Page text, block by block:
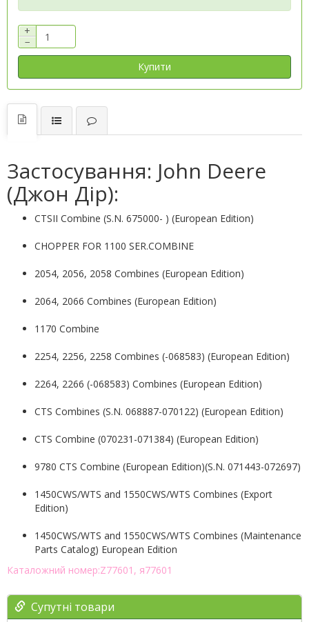
+
−
Купити
Застосування: John Deere
(Джон Дір):
CTSII Combine (S.N. 675000- ) (European Edition)
CHOPPER FOR 1100 SER.COMBINE
2054, 2056, 2058 Combines (European Edition)
2064, 2066 Combines (European Edition)
1170 Combine
2254, 2256, 2258 Combines (-068583) (European Edition)
2264, 2266 (-068583) Combines (European Edition)
CTS Combines (S.N. 068887-070122) (European Edition)
CTS Combine (070231-071384) (European Edition)
9780 CTS Combine (European Edition)(S.N. 071443-072697)
1450CWS/WTS and 1550CWS/WTS Combines (Export
Edition)
1450CWS/WTS and 1550CWS/WTS Combines (Maintenance
Parts Catalog) European Edition
Каталожний номер:Z77601, я77601
Супутні товари